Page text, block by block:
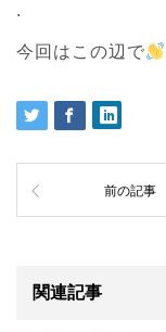
.
今回はこの辺で
前の記事
関連記事